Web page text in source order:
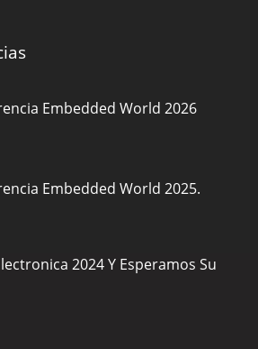
Embedded World 2026
Embedded World 2025.
2024 Y Esperamos Su